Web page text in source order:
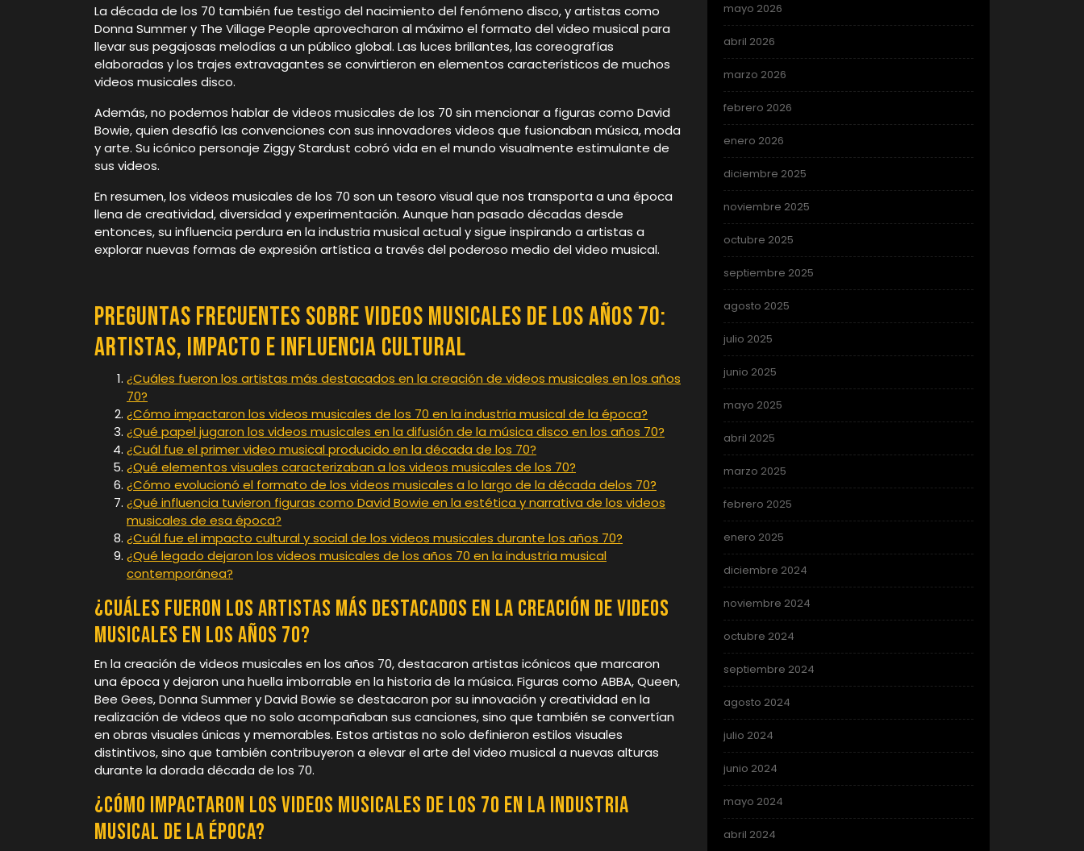
La década de los 70 también fue testigo del nacimiento del fenómeno disco, y artistas como
Donna Summer y The Village People aprovecharon al máximo el formato del video musical para
llevar sus pegajosas melodías a un público global. Las luces brillantes, las coreografías
elaboradas y los trajes extravagantes se convirtieron en elementos característicos de muchos
videos musicales disco.
Además, no podemos hablar de videos musicales de los 70 sin mencionar a figuras como David
Bowie, quien desafió las convenciones con sus innovadores videos que fusionaban música, moda
y arte. Su icónico personaje Ziggy Stardust cobró vida en el mundo visualmente estimulante de
sus videos.
En resumen, los videos musicales de los 70 son un tesoro visual que nos transporta a una época
llena de creatividad, diversidad y experimentación. Aunque han pasado décadas desde
entonces, su influencia perdura en la industria musical actual y sigue inspirando a artistas a
explorar nuevas formas de expresión artística a través del poderoso medio del video musical.
Preguntas Frecuentes sobre Videos Musicales de los Años 70:
Artistas, Impacto e Influencia Cultural
¿Cuáles fueron los artistas más destacados en la creación de videos musicales en los años
70?
¿Cómo impactaron los videos musicales de los 70 en la industria musical de la época?
¿Qué papel jugaron los videos musicales en la difusión de la música disco en los años 70?
¿Cuál fue el primer video musical producido en la década de los 70?
¿Qué elementos visuales caracterizaban a los videos musicales de los 70?
¿Cómo evolucionó el formato de los videos musicales a lo largo de la década delos 70?
¿Qué influencia tuvieron figuras como David Bowie en la estética y narrativa de los videos
musicales de esa época?
¿Cuál fue el impacto cultural y social de los videos musicales durante los años 70?
¿Qué legado dejaron los videos musicales de los años 70 en la industria musical
contemporánea?
¿Cuáles fueron los artistas más destacados en la creación de videos
musicales en los años 70?
En la creación de videos musicales en los años 70, destacaron artistas icónicos que marcaron
una época y dejaron una huella imborrable en la historia de la música. Figuras como ABBA, Queen,
Bee Gees, Donna Summer y David Bowie se destacaron por su innovación y creatividad en la
realización de videos que no solo acompañaban sus canciones, sino que también se convertían
en obras visuales únicas y memorables. Estos artistas no solo definieron estilos visuales
distintivos, sino que también contribuyeron a elevar el arte del video musical a nuevas alturas
durante la dorada década de los 70.
¿Cómo impactaron los videos musicales de los 70 en la industria
musical de la época?
mayo 2026
abril 2026
marzo 2026
febrero 2026
enero 2026
diciembre 2025
noviembre 2025
octubre 2025
septiembre 2025
agosto 2025
julio 2025
junio 2025
mayo 2025
abril 2025
marzo 2025
febrero 2025
enero 2025
diciembre 2024
noviembre 2024
octubre 2024
septiembre 2024
agosto 2024
julio 2024
junio 2024
mayo 2024
abril 2024